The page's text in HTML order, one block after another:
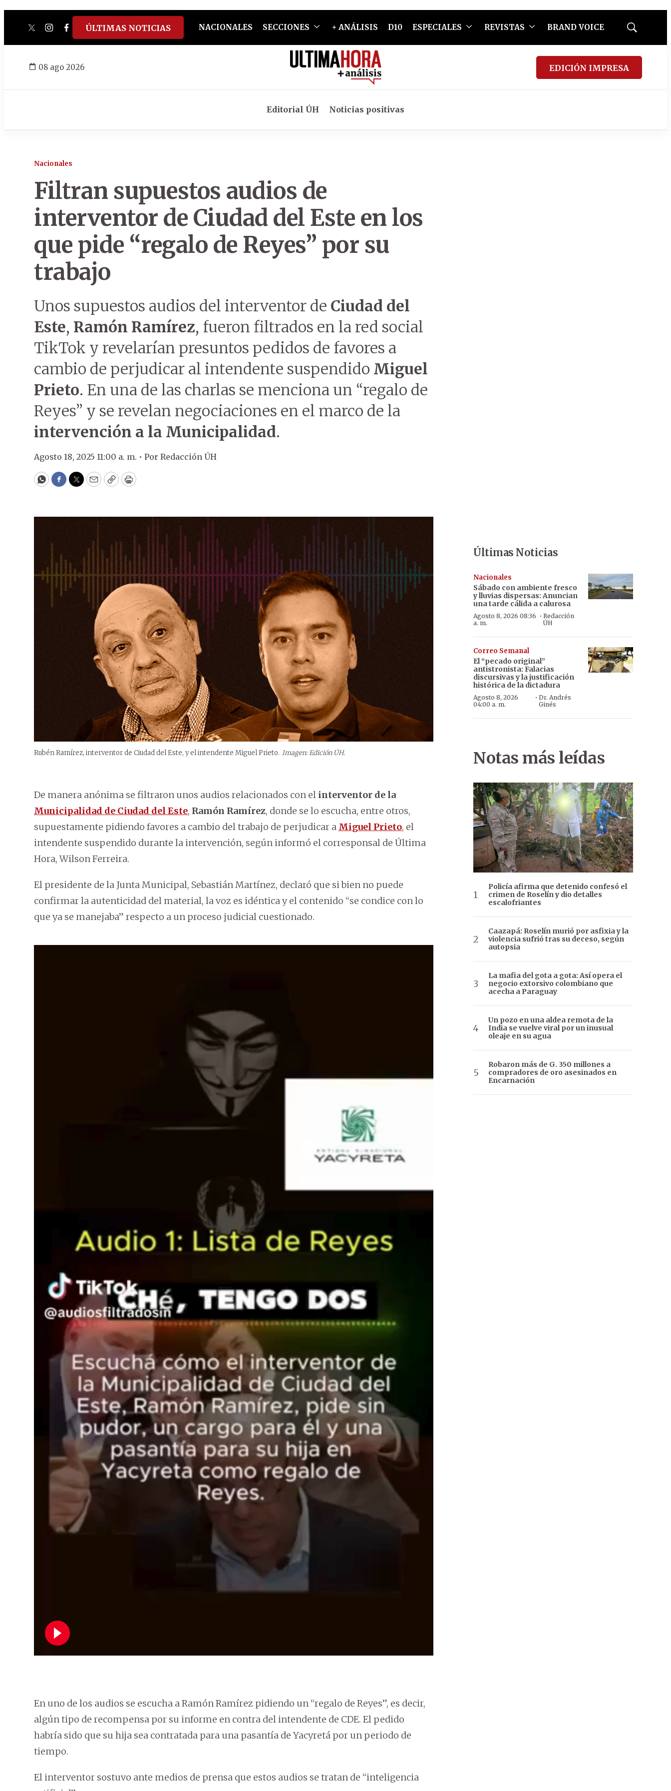
twitterinstagram
facebook
tiktokyoutube
spotify
ÚLTIMAS NOTICIAS NACIONALES SECCIONES + ANÁLISIS D10 ESPECIALES REVISTAS BRAND VOICE
Mostrar
08 ago 2026 EDICIÓN IMPRESA
Editorial ÚH Noticias positivas
Nacionales
Filtran supuestos audios de
interventor de Ciudad del Este en los
que pide “regalo de Reyes” por su
trabajo
Unos supuestos audios del interventor de Ciudad del
Este, Ramón Ramírez, fueron filtrados en la red social
TikTok y revelarían presuntos pedidos de favores a
cambio de perjudicar al intendente suspendido Miguel
Prieto. En una de las charlas se menciona un “regalo de
Reyes” y se revelan negociaciones en el marco de la
intervención a la Municipalidad.
Agosto 18, 2025 11:00 a. m. • Por Redacción ÚH
WhatsApp
Facebook
Twitter
EmailCopyPrint
Rubén Ramírez, interventor de Ciudad del Este, y el intendente Miguel Prieto. Imagen: Edición ÚH.
De manera anónima se filtraron unos audios relacionados con el interventor de la
Municipalidad de Ciudad del Este, Ramón Ramírez, donde se lo escucha, entre otros,
supuestamente pidiendo favores a cambio del trabajo de perjudicar a Miguel Prieto, el
intendente suspendido durante la intervención, según informó el corresponsal de Última
Hora, Wilson Ferreira.
El presidente de la Junta Municipal, Sebastián Martínez, declaró que si bien no puede
confirmar la autenticidad del material, la voz es idéntica y el contenido “se condice con lo
que ya se manejaba” respecto a un proceso judicial cuestionado.
En uno de los audios se escucha a Ramón Ramírez pidiendo un “regalo de Reyes”, es decir,
algún tipo de recompensa por su informe en contra del intendente de CDE. El pedido
habría sido que su hija sea contratada para una pasantía de Yacyretá por un periodo de
tiempo.
El interventor sostuvo ante medios de prensa que estos audios se tratan de “inteligencia
Últimas Noticias
Nacionales
Sábado con ambiente fresco
y lluvias dispersas: Anuncian
una tarde cálida a calurosa
Agosto 8, 2026 08:36
a. m.
·Redacción
ÚH
Correo Semanal
El “pecado original”
antistronista: Falacias
discursivas y la justificación
histórica de la dictadura
Agosto 8, 2026
04:00 a. m.
·Dr. Andrés
Ginés
Notas más leídas
Policía afirma que detenido confesó el
crimen de Roselín y dio detalles
escalofriantes
Caazapá: Roselín murió por asfixia y la
violencia sufrió tras su deceso, según
autopsia
La mafia del gota a gota: Así opera el
negocio extorsivo colombiano que
acecha a Paraguay
Un pozo en una aldea remota de la
India se vuelve viral por un inusual
oleaje en su agua
Robaron más de G. 350 millones a
compradores de oro asesinados en
Encarnación